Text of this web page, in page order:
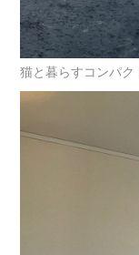
猫と暮らすコンパク